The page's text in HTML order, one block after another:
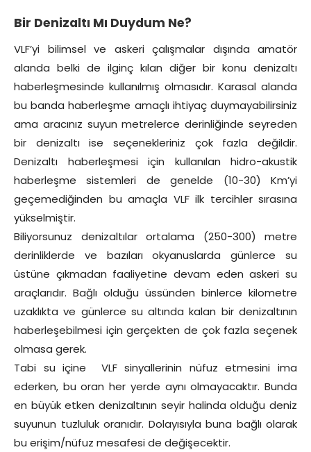
Bir Denizaltı Mı Duydum Ne?
VLF’yi bilimsel ve askeri çalışmalar dışında amatör
alanda belki de ilginç kılan diğer bir konu denizaltı
haberleşmesinde kullanılmış olmasıdır. Karasal alanda
bu banda haberleşme amaçlı ihtiyaç duymayabilirsiniz
ama aracınız suyun metrelerce derinliğinde seyreden
bir denizaltı ise seçenekleriniz çok fazla değildir.
Denizaltı haberleşmesi için kullanılan hidro-akustik
haberleşme sistemleri de genelde (10-30) Km’yi
geçemediğinden bu amaçla VLF ilk tercihler sırasına
yükselmiştir.
Biliyorsunuz denizaltılar ortalama (250-300) metre
derinliklerde ve bazıları okyanuslarda günlerce su
üstüne çıkmadan faaliyetine devam eden askeri su
araçlarıdır. Bağlı olduğu üssünden binlerce kilometre
uzaklıkta ve günlerce su altında kalan bir denizaltının
haberleşebilmesi için gerçekten de çok fazla seçenek
olmasa gerek.
Tabi su içine VLF sinyallerinin nüfuz etmesini ima
ederken, bu oran her yerde aynı olmayacaktır. Bunda
en büyük etken denizaltının seyir halinda olduğu deniz
suyunun tuzluluk oranıdır. Dolayısıyla buna bağlı olarak
bu erişim/nüfuz mesafesi de değişecektir.